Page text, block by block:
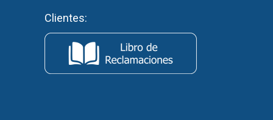
Clientes: